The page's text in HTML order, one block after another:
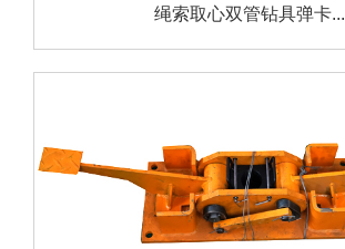
绳索取心双管钻具弹卡...